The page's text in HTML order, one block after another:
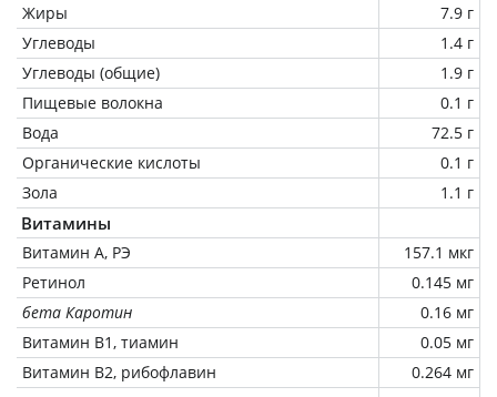
Жиры
7.9 г
Углеводы
1.4 г
Углеводы (общие)
1.9 г
Пищевые волокна
0.1 г
Вода
72.5 г
Органические кислоты
0.1 г
Зола
1.1 г
Витамины
Витамин А, РЭ
157.1 мкг
Ретинол
0.145 мг
бета Каротин
0.16 мг
Витамин В1, тиамин
0.05 мг
Витамин В2, рибофлавин
0.264 мг